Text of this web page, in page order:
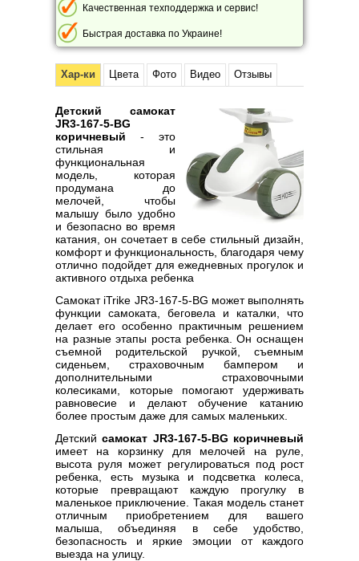
Качественная техподдержка и сервис!
Быстрая доставка по Украине!
Хар-ки Цвета Фото Видео Отзывы
Детский самокат
JR3-167-5-BG
коричневый - это
стильная и
функциональная
модель, которая
продумана до
мелочей, чтобы
малышу было удобно
и безопасно во время
катания, он сочетает в себе стильный дизайн,
комфорт и функциональность, благодаря чему
отлично подойдет для ежедневных прогулок и
активного отдыха ребенка
Самокат iTrike JR3-167-5-BG может выполнять
функции самоката, беговела и каталки, что
делает его особенно практичным решением
на разные этапы роста ребенка. Он оснащен
съемной родительской ручкой, съемным
сиденьем, страховочным бампером и
дополнительными страховочными
колесиками, которые помогают удерживать
равновесие и делают обучение катанию
более простым даже для самых маленьких.
Детскийсамокат JR3-167-5-BG коричневый
имеет на корзинку для мелочей на руле,
высота руля может регулироваться под рост
ребенка, есть музыка и подсветка колеса,
которые превращают каждую прогулку в
маленькое приключение. Такая модель станет
отличным приобретением для вашего
малыша, объединяя в себе удобство,
безопасность и яркие эмоции от каждого
выезда на улицу.